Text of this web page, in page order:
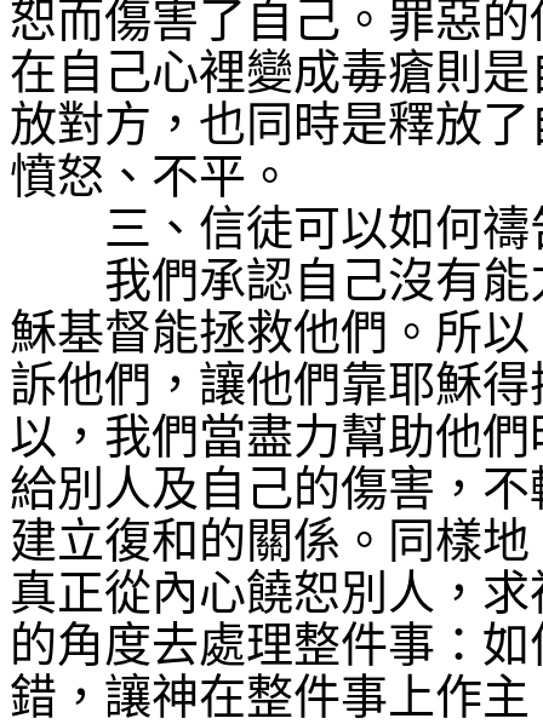
恕而傷害了自己。罪惡
在自己心裡變成毒瘡則
放對方，也同時是釋放
憤怒、不平。
三、信徒可以如何禱
我們承認自己沒有能
穌基督能拯救他們。所
訴他們，讓他們靠耶穌
以，我們當盡力幫助他
給別人及自己的傷害，
建立復和的關係。同樣
真正從內心饒恕別人，
的角度去處理整件事：
錯，讓神在整件事上作